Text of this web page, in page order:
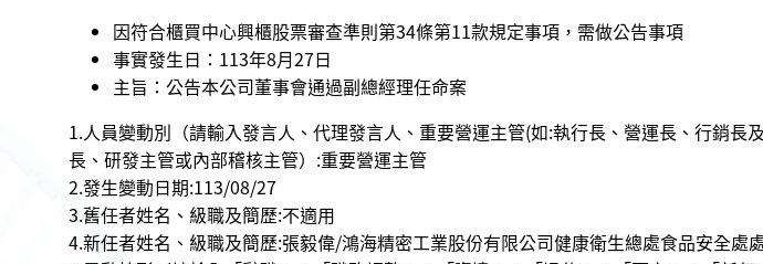
因符合櫃買中心興櫃股票審查準則第34條第11款規定事項，需做公告事項
事實發生日：113年8月27日
主旨：公告本公司董事會通過副總經理任命案
1.人員變動別（請輸入發言人、代理發言人、重要營運主管(如:執行長、營運長、行銷
長、研發主管或內部稽核主管）:重要營運主管
2.發生變動日期:113/08/27
3.舊任者姓名、級職及簡歷:不適用
4.新任者姓名、級職及簡歷:張毅偉/鴻海精密工業股份有限公司健康衛生總處食品安全處